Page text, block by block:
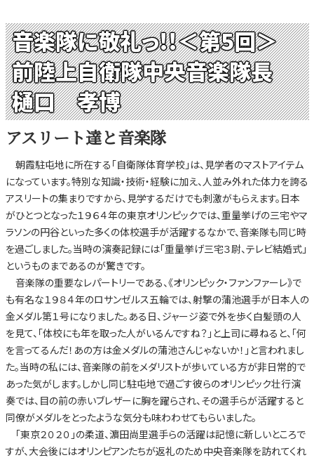
音楽隊に敬礼っ!!＜第5回＞
前陸上自衛隊中央音楽隊長
樋口 孝博
アスリート達と音楽隊
朝霞駐屯地に所在する「自衛隊体育学校」は、見学者のマストアイテム
になっています。特別な知識・技術・経験に加え、人並み外れた体力を誇る
アスリートの集まりですから、見学するだけでも刺激がもらえます。日本
がひとつとなった１９６４年の東京オリンピックでは、重量挙げの三宅やマ
ラソンの円谷といった多くの体校選手が活躍するなかで、音楽隊も同じ時
を過ごしました。当時の演奏記録には「重量挙げ三宅３尉、テレビ結婚式」
というものまであるのが驚きです。
音楽隊の重要なレパートリーである、《オリンピック・ファンファーレ》で
も有名な１９８４年のロサンゼルス五輪では、射撃の蒲池選手が日本人の
金メダル第１号になりました。ある日、ジャージ姿で外を歩く白髪頭の人
を見て、「体校にも年を取った人がいるんですね？」と上司に尋ねると、「何
を言ってるんだ！あの方は金メダルの蒲池さんじゃないか！」と言われまし
た。当時の私には、音楽隊の前をメダリストが歩いている方が非日常的で
あった気がします。しかし同じ駐屯地で過ごす彼らのオリンピック壮行演
奏では、目の前の赤いブレザーに胸を躍らされ、その選手らが活躍すると
同僚がメダルをとったような気分も味わわせてもらいました。
「東京２０２０」の柔道、濵田尚里選手らの活躍は記憶に新しいところで
すが、大会後にはオリンピアンたちが返礼のため中央音楽隊を訪れてくれ